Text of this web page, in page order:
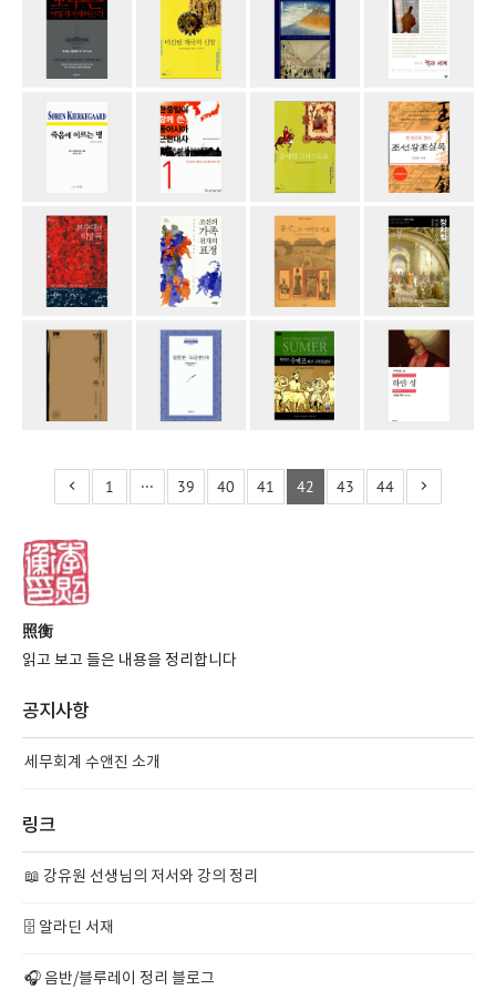
1 ··· 39 40 41 42 43 44
照衡
읽고 보고 들은 내용을 정리합니다
공지사항
세무회계 수앤진 소개
링크
📖 강유원 선생님의 저서와 강의 정리
🗄️ 알라딘 서재
🎧 음반/블루레이 정리 블로그